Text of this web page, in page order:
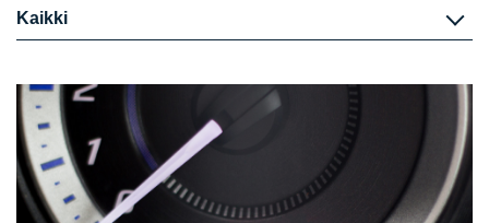
Kaikki
13
articles
found.